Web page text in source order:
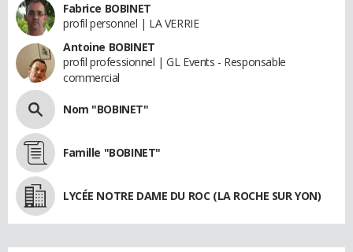
Fabrice BOBINET
profil personnel | LA VERRIE
Antoine BOBINET
profil professionnel | GL Events - Responsable
commercial
Nom "BOBINET"
Famille "BOBINET"
LYCÉE NOTRE DAME DU ROC (LA ROCHE SUR YON)